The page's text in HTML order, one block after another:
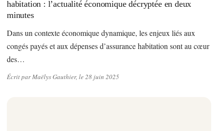
habitation : l’actualité économique décryptée en deux
minutes
Dans un contexte économique dynamique, les enjeux liés aux
congés payés et aux dépenses d’assurance habitation sont au cœur
des…
Écrit par Maëlys Gauthier, le 28 juin 2025